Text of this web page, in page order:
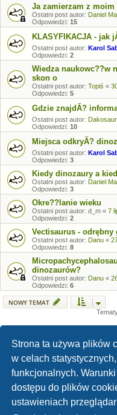
Strona ta używa plików
w celach
funkcjonalnych.
dostępu do plików
ustawieniach
Ja zamierzam z
Ostatni post autor: Daniel
Odpowiedzi: 15
KLASYFIKACJA - jak
Ostatni post autor: Karol
Odpowiedzi: 2
Wiedza naukowc??w
skon o
Ostatni post autor: Topiś «
Odpowiedzi: 5
Gdzie znajdĂ?
Ostatni post autor:
Odpowiedzi: 10
Miejsca odkryĂ?
Ostatni post autor: Karol
Odpowiedzi: 3
Kiedy dinozaury a
Ostatni post autor: Daniel
Odpowiedzi: 3
Okre??lanie wieku
Ostatni post autor: d_m « 7
Odpowiedzi: 2
Vectisaurus - odrębny
Ostatni post autor: Danu «
Odpowiedzi: 8
dinozaurów?
Ostatni post autor: Danu «
Odpowiedzi: 6
NOWY TEMAT
Nie możesztworzyć nowych tematów
Nie możeszodpowiadać w tematach
Nie możesz
zmieniać swoich postów
Nie możeszusuwać swoich postów
Nie możesz
dodawać załączników